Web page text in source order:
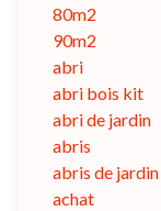
80m2
90m2
abri
abri bois kit
abri de jardin
abris
abris de jardin
achat